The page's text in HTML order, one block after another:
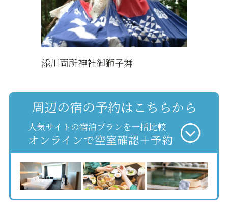
添川両所神社御獅子舞
周辺の宿の予約はこちらから
人気サイトの宿泊プランを一括比較
オンラインで空室確認＋予約